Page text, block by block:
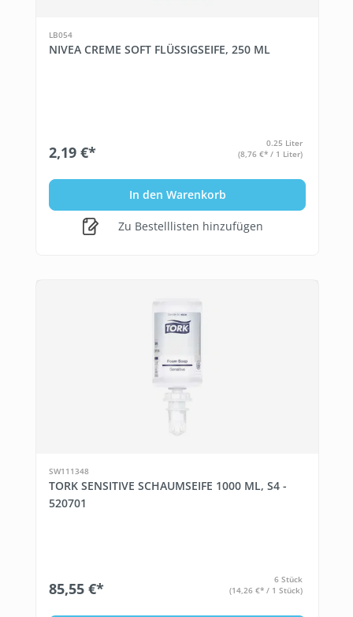
LB054
NIVEA CREME SOFT FLÜSSIGSEIFE, 250 ML
2,19 €*
0.25 Liter
(8,76 €* / 1 Liter)
In den Warenkorb
Zu Bestelllisten hinzufügen
SW111348
TORK SENSITIVE SCHAUMSEIFE 1000 ML, S4 -
520701
85,55 €*
6 Stück
(14,26 €* / 1 Stück)